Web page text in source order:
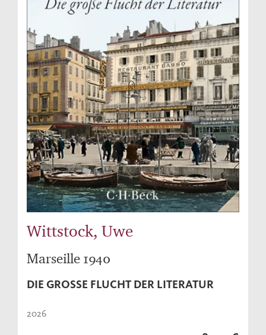
Wittstock, Uwe
Marseille 1940
DIE GROSSE FLUCHT DER LITERATUR
2026